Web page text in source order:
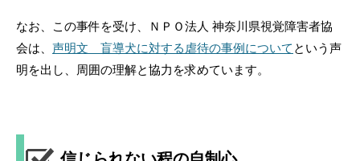
なお、この事件を受け、ＮＰＯ法人 神奈川県視覚障害者協
会は、 声明文 盲導犬に対する虐待の事例について という声
明を出し、周囲の理解と協力を求めています。